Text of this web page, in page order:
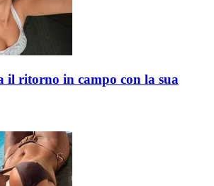
il ritorno in campo con la sua